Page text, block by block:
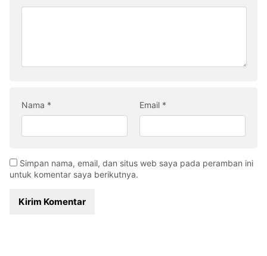
Nama * Email *
Simpan nama, email, dan situs web saya pada peramban ini
untuk komentar saya berikutnya.